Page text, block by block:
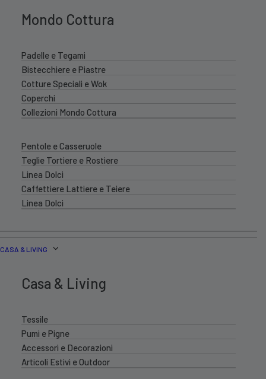
Mondo Cottura
Padelle e Tegami
Bistecchiere e Piastre
Cotture Speciali e Wok
Coperchi
Collezioni Mondo Cottura
Pentole e Casseruole
Teglie Tortiere e Rostiere
Linea Dolci
Caffettiere Lattiere e Teiere
Linea Dolci
CASA & LIVING
Casa & Living
Tessile
Pumi e Pigne
Accessori e Decorazioni
Articoli Estivi e Outdoor